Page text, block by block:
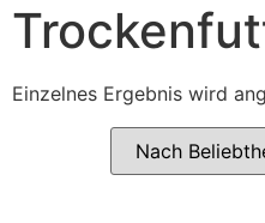
Einzelnes Ergebnis wird